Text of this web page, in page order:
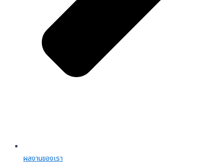
ผลงานของเรา